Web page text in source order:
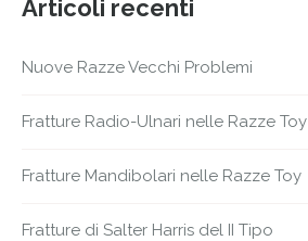
Articoli recenti
Nuove Razze Vecchi Problemi
Fratture Radio-Ulnari nelle Razze Toy
Fratture Mandibolari nelle Razze Toy
Fratture di Salter Harris del II Tipo